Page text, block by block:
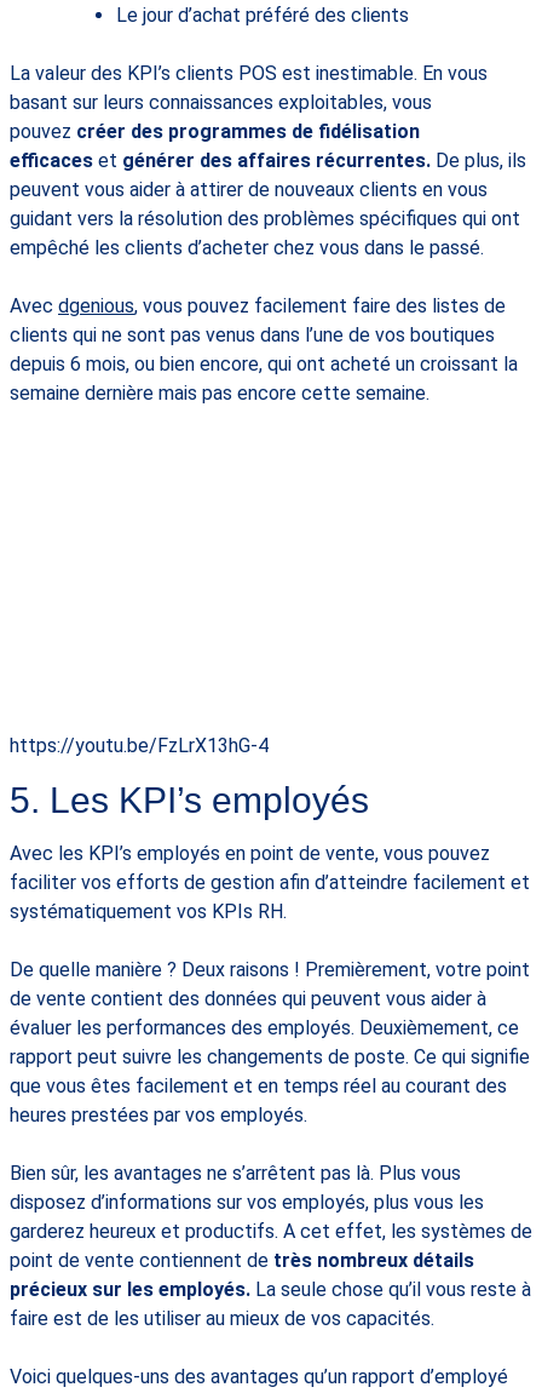
Le jour d’achat préféré des clients
La valeur des KPI’s clients POS est inestimable. En vous
basant sur leurs connaissances exploitables, vous
pouvez créer des programmes de fidélisation
efficaces et générer des affaires récurrentes. De plus, ils
peuvent vous aider à attirer de nouveaux clients en vous
guidant vers la résolution des problèmes spécifiques qui ont
empêché les clients d’acheter chez vous dans le passé.
Avec dgenious, vous pouvez facilement faire des listes de
clients qui ne sont pas venus dans l’une de vos boutiques
depuis 6 mois, ou bien encore, qui ont acheté un croissant la
semaine dernière mais pas encore cette semaine.
https://youtu.be/FzLrX13hG-4
5. Les KPI’s employés
Avec les KPI’s employés en point de vente, vous pouvez
faciliter vos efforts de gestion afin d’atteindre facilement et
systématiquement vos KPIs RH.
De quelle manière ? Deux raisons ! Premièrement, votre point
de vente contient des données qui peuvent vous aider à
évaluer les performances des employés. Deuxièmement, ce
rapport peut suivre les changements de poste. Ce qui signifie
que vous êtes facilement et en temps réel au courant des
heures prestées par vos employés.
Bien sûr, les avantages ne s’arrêtent pas là. Plus vous
disposez d’informations sur vos employés, plus vous les
garderez heureux et productifs. A cet effet, les systèmes de
point de vente contiennent de très nombreux détails
précieux sur les employés. La seule chose qu’il vous reste à
faire est de les utiliser au mieux de vos capacités.
Voici quelques-uns des avantages qu’un rapport d’employé